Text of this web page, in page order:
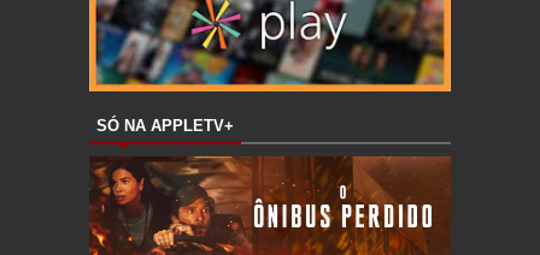
SÓ NA APPLETV+